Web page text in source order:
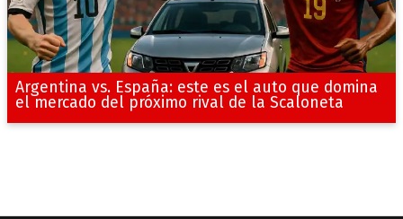
Argentina vs. España: este es el auto que domina
el mercado del próximo rival de la Scaloneta